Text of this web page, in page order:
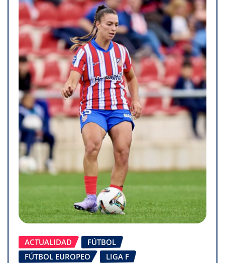
ACTUALIDAD
FÚTBOL
FÚTBOL EUROPEO
LIGA F